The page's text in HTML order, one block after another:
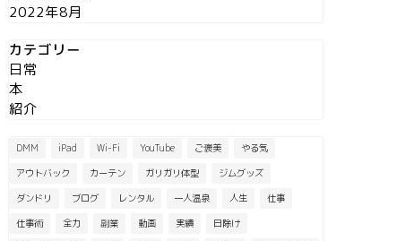
2022年8月
カテゴリー
日常
本
紹介
DMM iPad Wi-Fi YouTube ご褒美
やる気
アウトバック
カーテン ガリガリ体型
ジムグッズ
ダンドリ
ブログ レンタル 一人温泉 人生
仕事
仕事術
全力 副業 動画 実績
日除け